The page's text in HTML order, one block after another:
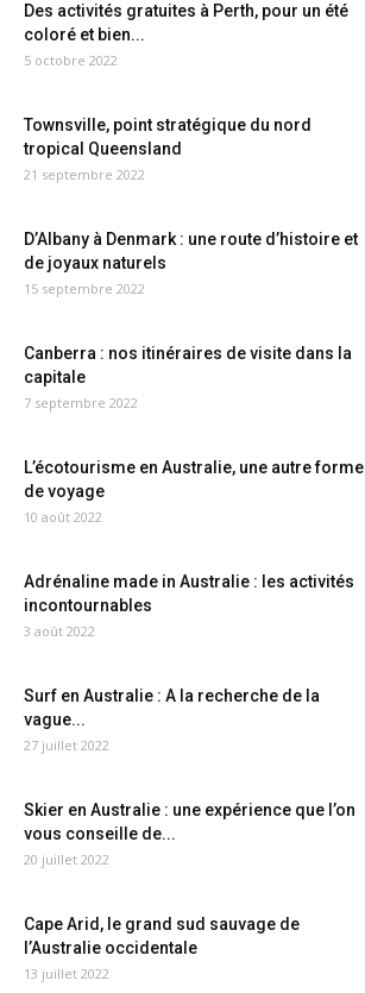
Des activités gratuites à Perth, pour un été
coloré et bien...
5 octobre 2022
Townsville, point stratégique du nord
tropical Queensland
21 septembre 2022
D’Albany à Denmark : une route d’histoire et
de joyaux naturels
15 septembre 2022
Canberra : nos itinéraires de visite dans la
capitale
7 septembre 2022
L’écotourisme en Australie, une autre forme
de voyage
10 août 2022
Adrénaline made in Australie : les activités
incontournables
3 août 2022
Surf en Australie : A la recherche de la
vague...
27 juillet 2022
Skier en Australie : une expérience que l’on
vous conseille de...
20 juillet 2022
Cape Arid, le grand sud sauvage de
l’Australie occidentale
13 juillet 2022